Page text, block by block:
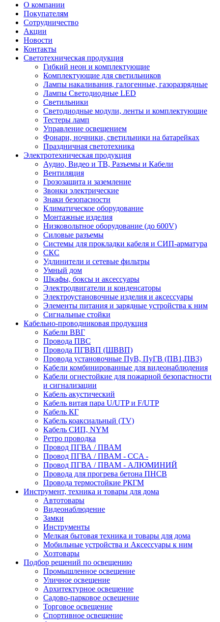
О компании
Покупателям
Сотрудничество
Акции
Новости
Контакты
Светотехническая продукция
Гибкий неон и комплектующие
Комплектующие для светильников
Лампы накаливания, галогенные, газоразрядные
Лампы Светодиодные LED
Светильники
Светодиодные модули, ленты и комплектующие
Тестеры ламп
Управление освещением
Фонари, ночники, светильники на батарейках
Праздничная светотехника
Электротехническая продукция
Аудио, Видео и ТВ, Разъемы и Кабели
Вентиляция
Грозозащита и заземление
Звонки электрические
Знаки безопасности
Климатическое оборудование
Монтажные изделия
Низковольтное оборудование (до 600V)
Силовые разъемы
Системы для прокладки кабеля и СИП-арматура
СКС
Удлинители и сетевые фильтры
Умный дом
Шкафы, боксы и аксессуары
Электродвигатели и конденсаторы
Электроустановочные изделия и аксессуары
Элементы питания и зарядные устройства к ним
Сигнальные стойки
Кабельно-проводниковая продукция
Кабели ВВГ
Провода ПВС
Провода ПГВВП (ШВВП)
Провода установочные ПуВ, ПуГВ (ПВ1,ПВ3)
Кабели комбинированные для видеонаблюдения
Кабели огнестойкие для пожарной безопастности
и сигнализации
Кабель акустический
Кабель витая пара U/UTP и F/UTP
Кабель КГ
Кабель коаксиальный (TV)
Кабель СИП, NYM
Ретро проводка
Провод ПГВА / ПВАМ
Провод ПГВА / ПВАМ - CCA -
Провод ПГВА / ПВАМ - АЛЮМИНИЙ
Провода для прогрева бетона ПНСВ
Провода термостойкие РКГМ
Инструмент, техника и товары для дома
Автотовары
Видеонаблюдение
Замки
Инструменты
Мелкая бытовая техника и товары для дома
Мобильные устройства и Аксессуары к ним
Хозтовары
Подбор решений по освещению
Промышленное освещение
Уличное освещение
Архитектурное освещение
Садово-парковое освещение
Торговое освещение
Спортивное освещение